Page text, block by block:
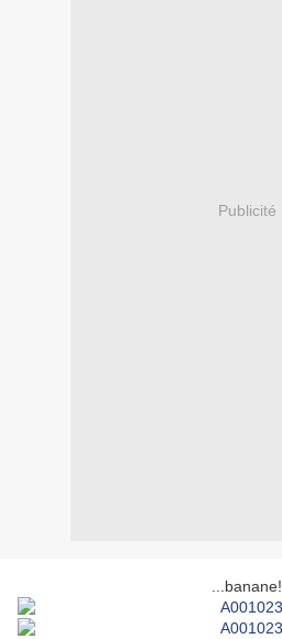
Publicité
...banane!